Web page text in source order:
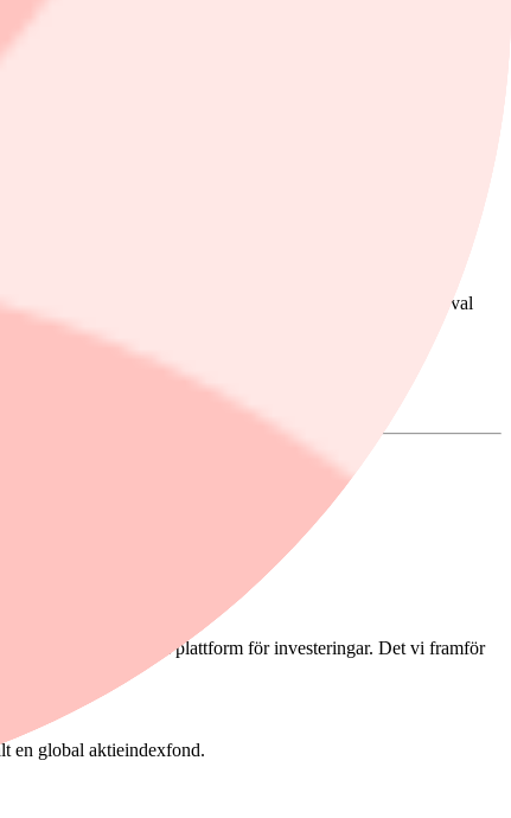
delar sina insikter om hur kombinationen av aktivt urval
som används som en plattform för investeringar. Det vi framför
en global aktieindexfond.